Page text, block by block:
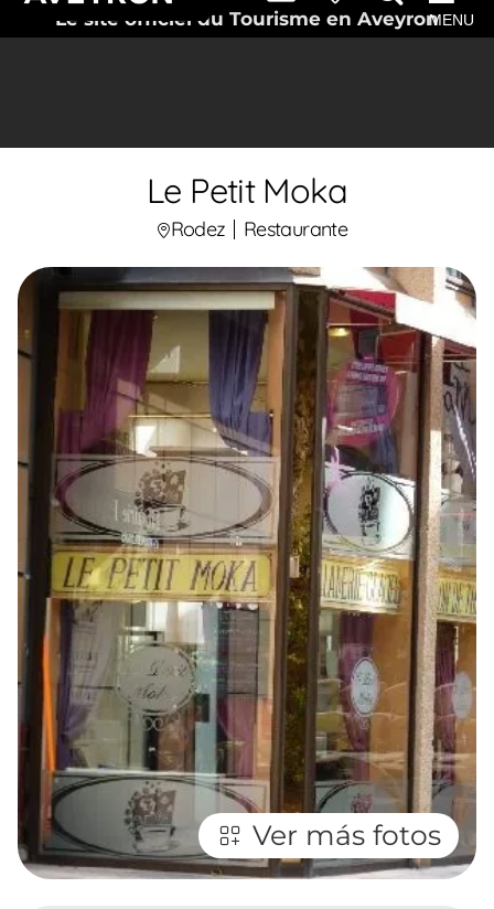
Le site officiel du Tourisme en AveyronMENU
Le Petit Moka
Rodez Restaurante
Ver más fotos